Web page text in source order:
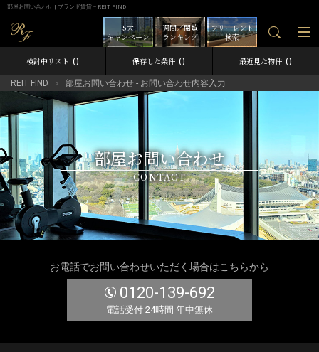
部屋お問い合わせ | ブランド賃貸－REIT FIND
フリーレント
検索
週間／閲覧
ランキング
5大
キャンペーン
検討中リスト 0 保存した条件 0 最近見た物件 0
REIT FIND 部屋お問い合わせ - お問い合わせ内容入力
部屋お問い合わせ
CONTACT
お電話でお問い合わせいただく場合はこちらから
0120-139-692
電話受付 24時間 年中無休